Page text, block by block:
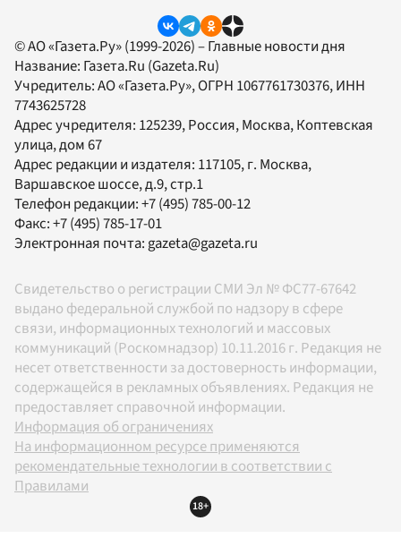
© АО «Газета.Ру» (1999-2026) – Главные новости дня
Название: Газета.Ru (Gazeta.Ru)
Учредитель:АО «Газета.Ру», ОГРН 1067761730376, ИНН
7743625728
Адрес учредителя: 125239, Россия, Москва, Коптевская
улица, дом 67
Адрес редакции и издателя: 117105, г. Москва,
Варшавское шоссе, д.9, стр.1
Телефон редакции:+7 (495) 785-00-12
Факс:+7 (495) 785-17-01
Электронная почта:gazeta@gazeta.ru
Свидетельство о регистрации СМИ Эл № ФС77-67642
выдано федеральной службой по надзору в сфере
связи, информационных технологий и массовых
коммуникаций (Роскомнадзор) 10.11.2016 г. Редакция не
несет ответственности за достоверность информации,
содержащейся в рекламных объявлениях. Редакция не
предоставляет справочной информации.
Информация об ограничениях
На информационном ресурсе применяются
рекомендательные технологии в соответствии с
Правилами
18+